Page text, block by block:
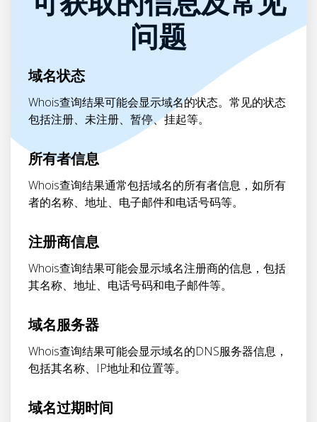
问题
域名状态
Whois查询结果可能会显示域名的状态。常见的状态
包括注册、未注册、暂停、挂起等。
所有者信息
Whois查询结果通常包括域名的所有者信息，如所有
者的名称、地址、电子邮件和电话号码等。
注册商信息
Whois查询结果可能会显示域名注册商的信息，包括
其名称、地址、电话号码和电子邮件等。
域名服务器
Whois查询结果可能会显示域名的DNS服务器信息，
包括其名称、IP地址和位置等。
域名过期时间